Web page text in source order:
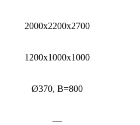
2000х2200х2700
1200х1000х1000
Ø370, В=800
—